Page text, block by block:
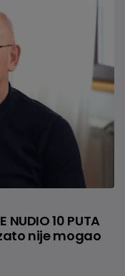
NUDIO 10 PUTA
nije mogao